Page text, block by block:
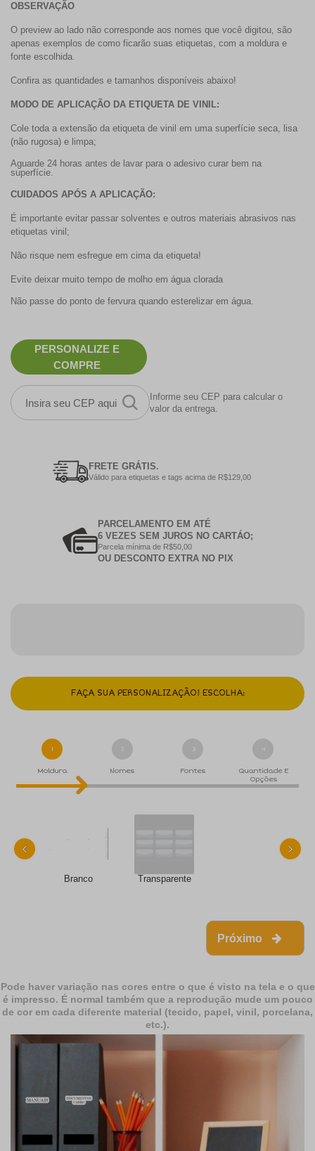
OBSERVAÇÃO
O preview ao lado não corresponde aos nomes que você digitou, são
apenas exemplos de como ficarão suas etiquetas, com a moldura e
fonte escolhida.
Confira as quantidades e tamanhos disponíveis abaixo!
MODO DE APLICAÇÃO DA ETIQUETA DE VINIL:
Cole toda a extensão da etiqueta de vinil em uma superfície seca, lisa
(não rugosa) e limpa;
Aguarde 24 horas antes de lavar para o adesivo curar bem na
superfície.
CUIDADOS APÓS A APLICAÇÃO:
É importante evitar passar solventes e outros materiais abrasivos nas
etiquetas vinil;
Não risque nem esfregue em cima da etiqueta!
Evite deixar muito tempo de molho em água clorada
Não passe do ponto de fervura quando esterelizar em água.
PERSONALIZE E
COMPRE
Informe seu CEP para calcular o
valor da entrega.
FRETE GRÁTIS.
Válido para etiquetas e tags acima de R$129,00
PARCELAMENTO EM ATÉ
6 VEZES SEM JUROS NO CARTÁO;
Parcela mínima de R$50,00
OU DESCONTO EXTRA NO PIX
FAÇA SUA PERSONALIZAÇÃO! ESCOLHA:
1
Moldura
2
Nomes
3
Fontes
4
Quantidade E
Opções
Branco Transparente
‹ ›
Próximo
Pode haver variação nas cores entre o que é visto na tela e o que
é impresso. É normal também que a reprodução mude um pouco
de cor em cada diferente material (tecido, papel, vinil, porcelana,
etc.).